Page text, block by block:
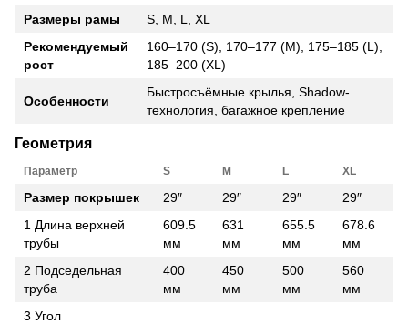
Размеры рамы
S, M, L, XL
Рекомендуемый
рост
160–170 (S), 170–177 (M), 175–185 (L),
185–200 (XL)
Особенности
Быстросъёмные крылья, Shadow-
технология, багажное крепление
Геометрия
Параметр S M L XL
Размер покрышек 29″ 29″ 29″
29″
1 Длина верхней
трубы
609.5
мм
631
мм
655.5
мм
678.6
мм
2 Подседельная
труба
400
мм
450
мм
500
мм
560
мм
3 Угол